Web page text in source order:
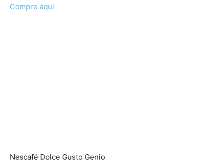
Compre aqui
Nescafé Dolce Gusto Genio